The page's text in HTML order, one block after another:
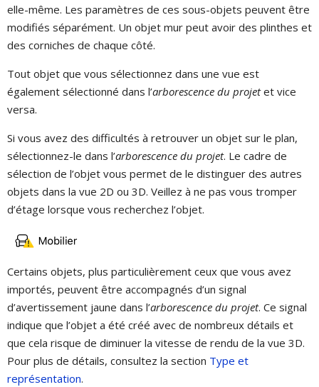
elle-même. Les paramètres de ces sous-objets peuvent être
modifiés séparément. Un objet mur peut avoir des plinthes et
des corniches de chaque côté.
Tout objet que vous sélectionnez dans une vue est
également sélectionné dans l’arborescence du projetet vice
versa.
Si vous avez des difficultés à retrouver un objet sur le plan,
sélectionnez-le dans l’arborescence du projet. Le cadre de
sélection de l’objet vous permet de le distinguer des autres
objets dans la vue 2D ou 3D. Veillez à ne pas vous tromper
d’étage lorsque vous recherchez l’objet.
Certains objets, plus particulièrement ceux que vous avez
importés, peuvent être accompagnés d’un signal
d’avertissement jaune dans l’arborescence du projet. Ce signal
indique que l’objet a été créé avec de nombreux détails et
que cela risque de diminuer la vitesse de rendu de la vue 3D.
Pour plus de détails, consultez la section Type et
représentation.